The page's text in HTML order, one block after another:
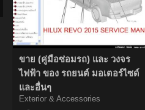
ขาย (คู่มือซ่อมรถ) และ วงจร
ไฟฟ้า ของ รถยนต์ มอเตอร์ไซด์
และอื่นๆ
Exterior & Accessories